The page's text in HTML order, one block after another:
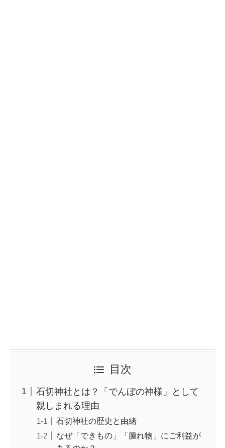
目次
石切神社とは？「でんぼの神様」として
親しまれる理由
石切神社の歴史と由緒
なぜ「できもの」「腫れ物」にご利益が